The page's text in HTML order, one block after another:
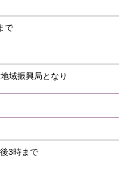
で
域振興局となり
3時まで